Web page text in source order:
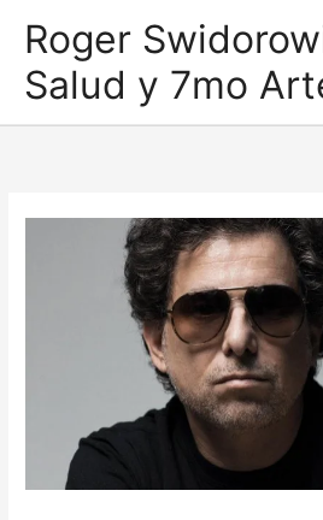
contenido
Roger
Salud y 7mo